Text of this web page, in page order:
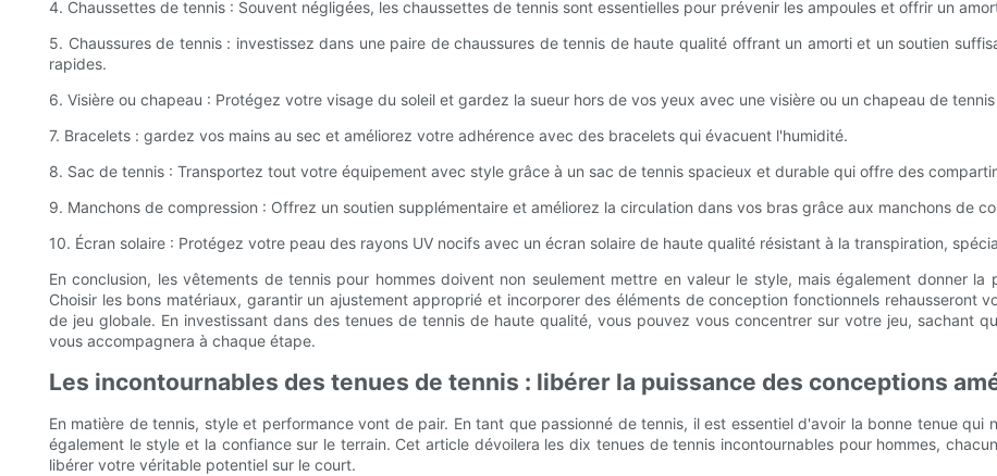
4. Chaussettes de tennis : Souvent négligées, les chaussettes de tennis sont essentielles pour prévenir les ampoules et offrir un
5. Chaussures de tennis : investissez dans une paire de chaussures de tennis de haute qualité offrant un amorti et un soutien
rapides.
6. Visière ou chapeau : Protégez votre visage du soleil et gardez la sueur hors de vos yeux avec une visière ou un chapeau de
7. Bracelets : gardez vos mains au sec et améliorez votre adhérence avec des bracelets qui évacuent l'humidité.
8. Sac de tennis : Transportez tout votre équipement avec style grâce à un sac de tennis spacieux et durable qui offre des
9. Manchons de compression : Offrez un soutien supplémentaire et améliorez la circulation dans vos bras grâce aux manchons de
10. Écran solaire : Protégez votre peau des rayons UV nocifs avec un écran solaire de haute qualité résistant à la transpiration,
En conclusion, les vêtements de tennis pour hommes doivent non seulement mettre en valeur le style, mais également donner
Choisir les bons matériaux, garantir un ajustement approprié et incorporer des éléments de conception fonctionnels rehausseront
de jeu globale. En investissant dans des tenues de tennis de haute qualité, vous pouvez vous concentrer sur votre jeu, sachant
vous accompagnera à chaque étape.
Les incontournables des tenues de tennis : libérer la puissance des conceptions
En matière de tennis, style et performance vont de pair. En tant que passionné de tennis, il est essentiel d'avoir la bonne tenue qui
également le style et la confiance sur le terrain. Cet article dévoilera les dix tenues de tennis incontournables pour hommes,
libérer votre véritable potentiel sur le court.